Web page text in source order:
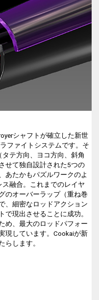
シャフトが確立した新世
ファイトシステムです。そ
テ方向、ヨコ方向、斜角
せて独自設計された5つの
あたかもパズルワークのよ
融合。これまでのレイヤ
のオーバーラップ（重ね巻
、細密なロッドアクション
で現出させることに成功。
め、最大のロッドパフォー
現しています。Cookaiが新
らします。